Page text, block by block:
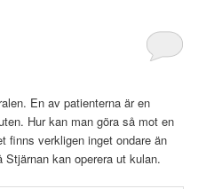
En av patienterna är en
Hur kan man göra så mot en
finns verkligen inget ondare än
kan operera ut kulan.